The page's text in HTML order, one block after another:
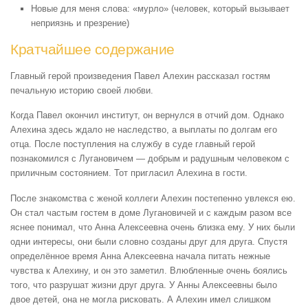
Новые для меня слова: «мурло» (человек, который вызывает
неприязнь и презрение)
Кратчайшее содержание
Главный герой произведения Павел Алехин рассказал гостям
печальную историю своей любви.
Когда Павел окончил институт, он вернулся в отчий дом. Однако
Алехина здесь ждало не наследство, а выплаты по долгам его
отца. После поступления на службу в суде главный герой
познакомился с Лугановичем — добрым и радушным человеком с
приличным состоянием. Тот пригласил Алехина в гости.
После знакомства с женой коллеги Алехин постепенно увлекся ею.
Он стал частым гостем в доме Лугановичей и с каждым разом все
яснее понимал, что Анна Алексеевна очень близка ему. У них были
одни интересы, они были словно созданы друг для друга. Спустя
определённое время Анна Алексеевна начала питать нежные
чувства к Алехину, и он это заметил. Влюбленные очень боялись
того, что разрушат жизни друг друга. У Анны Алексеевны было
двое детей, она не могла рисковать. А Алехин имел слишком